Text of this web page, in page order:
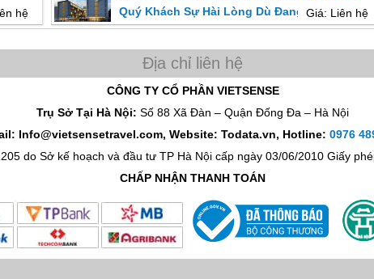
hệ
Quý Khách Sự Hài Lòng Dù Đang Ở Bangkok
Giá: Liên hệ
CÔNG TY CỔ PHẦN VIETSENSE
Trụ Sở Tại Hà Nội: Số 88 Xã Đàn – Quận Đống Đa – Hà Nội
Info@vietsensetravel.com, Website: Todata.vn, Hotline: 0976
do Sở kế hoạch và đầu tư TP Hà Nội cấp ngày 03/06/2010 Giấy
CHẤP NHẬN THANH TOÁN